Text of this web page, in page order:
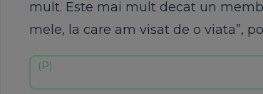
mult. Este mai mult decat un
mele, la care am visat de o viata”,